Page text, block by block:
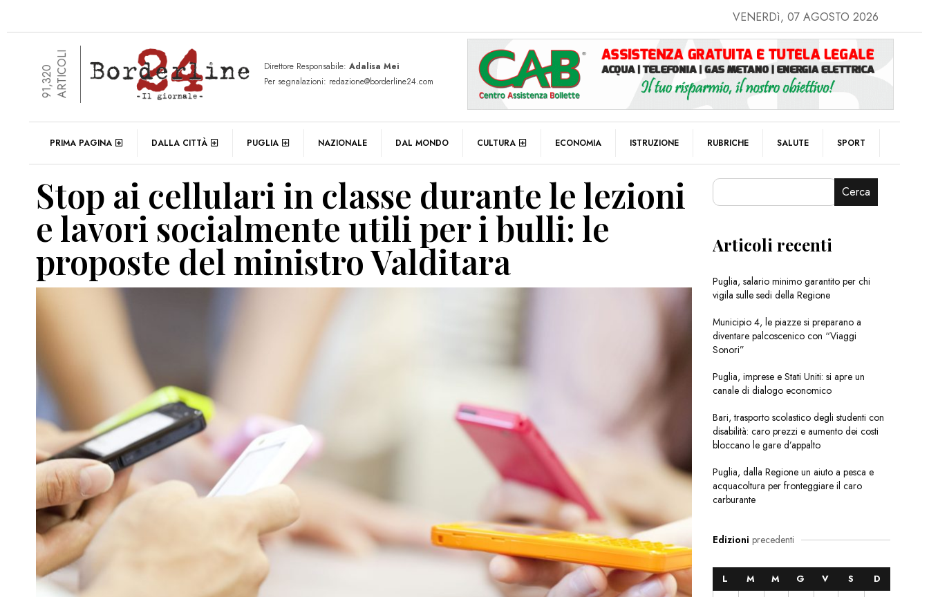
VENERDì, 07 AGOSTO 2026
91,320ARTICOLI Direttore Responsabile: Adalisa Mei
Per segnalazioni: redazione@borderline24.com
PRIMA PAGINA DALLA CITTÀ PUGLIA NAZIONALE DAL MONDO CULTURA ECONOMIA ISTRUZIONE RUBRICHE SALUTE SPORT
Stop ai cellulari in classe durante le lezioni
e lavori socialmente utili per i bulli: le
proposte del ministro Valditara
Cerca
Articoli recenti
Puglia, salario minimo garantito per chi
vigila sulle sedi della Regione
Municipio 4, le piazze si preparano a
diventare palcoscenico con “Viaggi
Sonori”
Puglia, imprese e Stati Uniti: si apre un
canale di dialogo economico
Bari, trasporto scolastico degli studenti con
disabilità: caro prezzi e aumento dei costi
bloccano le gare d’appalto
Puglia, dalla Regione un aiuto a pesca e
acquacoltura per fronteggiare il caro
carburante
Edizioni precedenti
L M M G V S
D